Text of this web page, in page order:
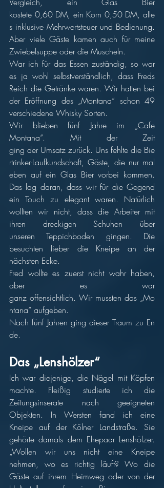
kostete 0,60 DM, ein Korn 0,50 DM, alle
s inklusive Mehrwertsteuer und Bedienung.
Aber viele Gäste kamen auch für meine
Zwiebelsuppe oder die Muscheln.
War ich für das Essen zuständig, so war
es ja wohl selbstverständlich, dass Freds
Reich die Getränke waren. Wir hatten bei
der Eröffnung des „Montana“ schon 49
verschiedene Whisky Sorten.
Wir blieben fünf Jahre im „Cafe
Montana“. Mit der Zeit
ging der Umsatz zurück. Uns fehlte die Bie
rtrinker-Laufkundschaft, Gäste, die nur mal
eben auf ein Glas Bier vorbei kommen.
Das lag daran, dass wir für die Gegend
ein Touch zu elegant waren. Natürlich
wollten wir nicht, dass die Arbeiter mit
ihren dreckigen Schuhen über
unseren Teppichboden gingen. Die
besuchten lieber die Kneipe an der
nächsten Ecke.
Fred wollte es zuerst nicht wahr haben,
aber es war
ganz offensichtlich. Wir mussten das „Mo
ntana“ aufgeben.
Nach fünf Jahren ging dieser Traum zu En
de.
Das „Lenshölzer“
Ich war diejenige, die Nägel mit Köpfen
machte. Fleißig studierte ich die
Zeitungsinserate nach geeigneten
Objekten. In Wersten fand ich eine
Kneipe auf der Kölner Landstraße. Sie
gehörte damals dem Ehepaar Lenshölzer.
„Wollen wir uns nicht eine Kneipe
nehmen, wo es richtig läuft? Wo die
Gäste auf ihrem Heimweg oder von der